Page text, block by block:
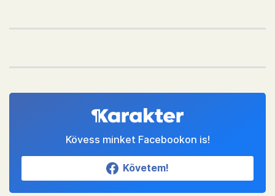
Kövess minket Facebookon is!
Követem!